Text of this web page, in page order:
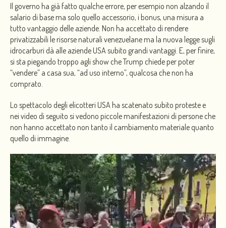
Il governo ha già fatto qualche errore, per esempio non alzando il
salario di base ma solo quello accessorio, i bonus, una misura a
tutto vantaggio delle aziende. Non ha accettato di rendere
privatizzabili le risorse naturali venezuelane ma la nuova legge sugli
idrocarburi dà alle aziende USA subito grandi vantaggi. E, per finire,
si sta piegando troppo agli show che Trump chiede per poter
“vendere” a casa sua, “ad uso interno”, qualcosa che non ha
comprato.
Lo spettacolo degli elicotteri USA ha scatenato subito proteste e
nei video di seguito si vedono piccole manifestazioni di persone che
non hanno accettato non tanto il cambiamento materiale quanto
quello di immagine.